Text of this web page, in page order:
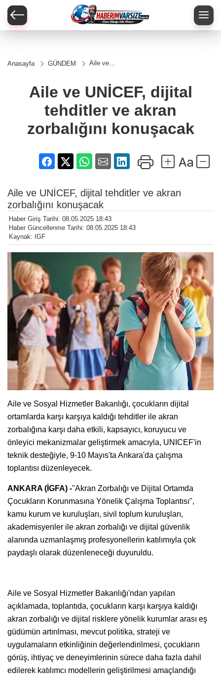
Anasayfa GÜNDEM
Aile ve
tehditler
ve akran
konuşacak
Aile ve UNİCEF, dijital
tehditler ve akran
zorbalığını konuşacak
Aile ve UNİCEF, dijital tehditler ve akran
zorbalığını konuşacak
Haber Giriş Tarihi: 08.05.2025 18:43
Haber Güncellenme Tarihi: 08.05.2025 18:43
Kaynak: IGF
Aile ve Sosyal Hizmetler Bakanlığı, çocukların dijital
ortamlarda karşı karşıya kaldığı tehditler ile akran
zorbalığına karşı daha etkili, kapsayıcı, koruyucu ve
önleyici mekanizmalar geliştirmek amacıyla, UNICEF'in
teknik desteğiyle, 9-10 Mayıs'ta Ankara'da çalışma
toplantısı düzenleyecek.
ANKARA (İGFA) -"Akran Zorbalığı ve Dijital Ortamda
Çocukların Korunmasına Yönelik Çalışma Toplantısı",
kamu kurum ve kuruluşları, sivil toplum kuruluşları,
akademisyenler ile akran zorbalığı ve dijital güvenlik
alanında uzmanlaşmış profesyonellerin katılımıyla çok
paydaşlı olarak düzenleneceği duyuruldu.
Aile ve Sosyal Hizmetler Bakanlığı'ndan yapılan
açıklamada, toplantıda, çocukların karşı karşıya kaldığı
akran zorbalığı ve dijital risklere yönelik kurumlar arası eş
güdümün artırılması, mevcut politika, strateji ve
uygulamaların etkinliğinin değerlendirilmesi, çocukların
görüş, ihtiyaç ve deneyimlerinin sürece daha fazla dahil
edilerek katılımcı modellerin geliştirilmesi amaçlandığı